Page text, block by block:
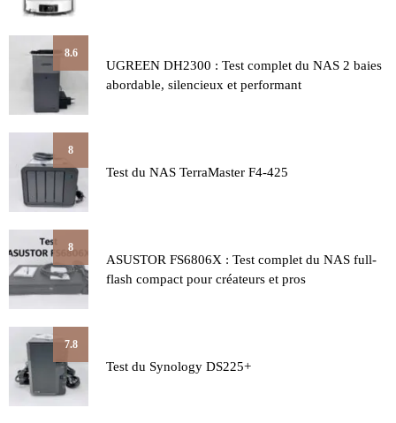
8.6
UGREEN DH2300 : Test complet du NAS 2 baies
abordable, silencieux et performant
8
Test du NAS TerraMaster F4-425
8
ASUSTOR FS6806X : Test complet du NAS full-
flash compact pour créateurs et pros
7.8
Test du Synology DS225+